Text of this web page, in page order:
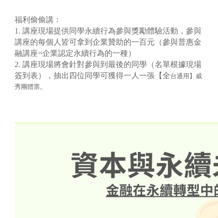
福利偷偷講：
1. 講座現場提供同學永續行為參與獎勵體驗活動，參與
講座的每個人皆可拿到企業贊助的一百元（參與普惠金
融講座=企業認定永續行為的一種）
2. 講座現場將會針對參與到最後的同學（名單根據現場
簽到表），抽出四位同學可獲得一人一張【全台通用】威
秀團體票。